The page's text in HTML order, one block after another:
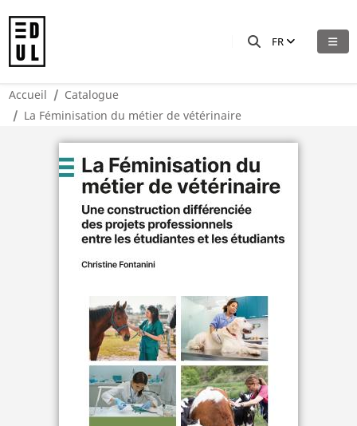
FR
Accueil
Catalogue
La Féminisation du métier de vétérinaire